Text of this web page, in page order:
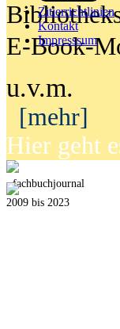
Zitierrichtlinien
Kontakt
Impresssum
E-Book-
u.v.m.
[mehr]
Hier geht
fachbuchjournal
2009 bis 2023